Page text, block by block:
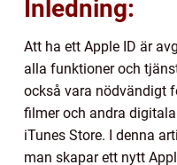
Inledning:
Att ha ett Apple ID är
alla funktioner och
också vara nödvändigt
filmer och andra
iTunes Store. I denna
man skapar ett nytt